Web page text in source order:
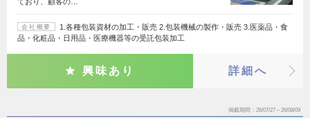
会社概要
1.各種包装資材の加工・販売 2.包装機械の製作・販売 3.医薬品・食
品・化粧品・日用品・医療機器等の受託包装加工
興味あり 詳細へ
掲載期間 26/07/27～26/08/09